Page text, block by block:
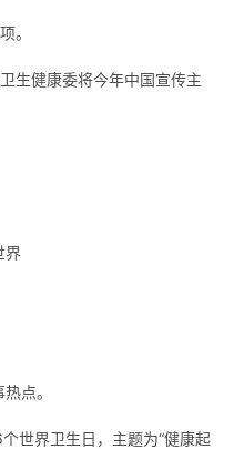
。
生健康委将今年中国宣传主
界
点。
世界卫生日，主题为“健康起